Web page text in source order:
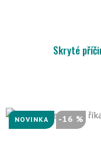
Skryté
NOVINKA -16 %